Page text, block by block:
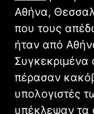
Αθήνα,
που τους
ήταν από
Συγκεκριμένα
πέρασαν
υπολογιστές
υπέκλεψαν τα